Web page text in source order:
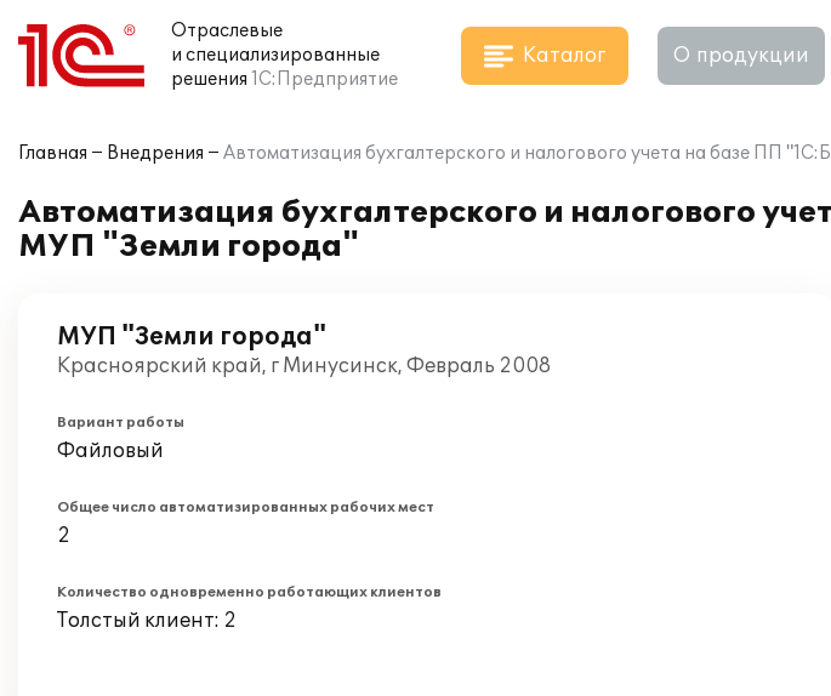
Отраслевые
и специализированные
решения 1С:Предприятие
Каталог О продукции
Главная Внедрения Автоматизация бухгалтерского и налогового учета на базе ПП
Автоматизация бухгалтерского и налогового
МУП "Земли города"
МУП "Земли города"
Красноярский край, г Минусинск, Февраль 2008
Вариант работы
Файловый
Общее число автоматизированных рабочих мест
2
Количество одновременно работающих клиентов
Толстый клиент: 2